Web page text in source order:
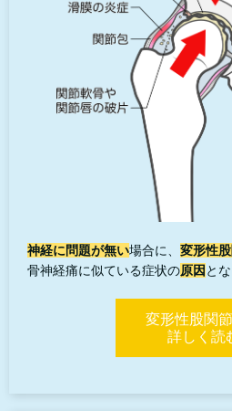
神経に問題が無い場合に、 変形性
骨神経痛に似ている症状の原因 と
変形性股関
詳しく読